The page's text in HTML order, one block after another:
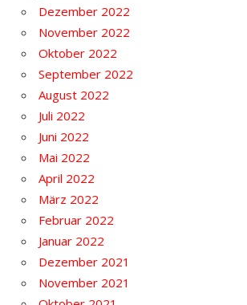
Dezember 2022
November 2022
Oktober 2022
September 2022
August 2022
Juli 2022
Juni 2022
Mai 2022
April 2022
März 2022
Februar 2022
Januar 2022
Dezember 2021
November 2021